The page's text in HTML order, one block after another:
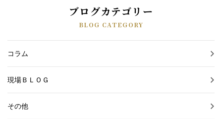
ブログカテゴリー
BLOG CATEGORY
コラム
現場ＢＬＯＧ
その他